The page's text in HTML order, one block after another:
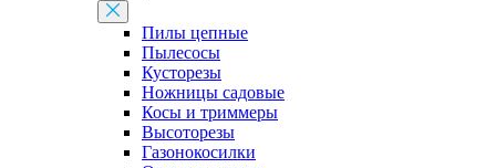
Пилы цепные
Пылесосы
Кусторезы
Ножницы садовые
Косы и триммеры
Высоторезы
Газонокосилки